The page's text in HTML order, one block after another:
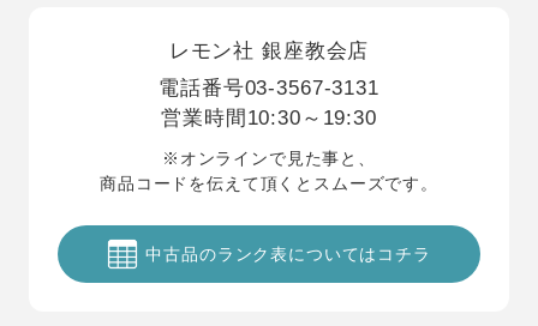
レモン社 銀座教会店
電話番号03-3567-3131
営業時間 10:30～19:30
※オンラインで見た事と、
商品コードを伝えて頂くとスムーズです。
中古品のランク表についてはコチラ